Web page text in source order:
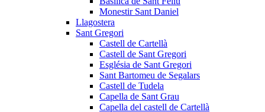
Monestir Sant Daniel
Llagostera
Sant Gregori
Castell de Cartellà
Castell de Sant Gregori
Església de Sant Gregori
Sant Bartomeu de Segalars
Castell de Tudela
Capella de Sant Grau
Capella del castell de Cartellà